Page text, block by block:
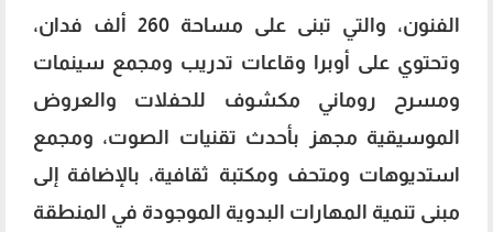
الفنون، والتي تبنى على مساحة 260 ألف فدان،
وتحتوي على أوبرا وقاعات تدريب ومجمع سينمات
ومسرح روماني مكشوف للحفلات والعروض
الموسيقية مجهز بأحدث تقنيات الصوت، ومجمع
استديوهات ومتحف ومكتبة ثقافية، بالإضافة إلى
مبنى تنمية المهارات البدوية الموجودة في المنطقة